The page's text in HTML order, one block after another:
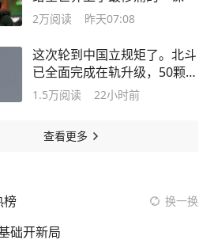
2万阅读 昨天07:08
这次轮到中国立规矩了。北斗
已全面完成在轨升级，50颗在
轨星没换一颗，靠地面站远程
1.5万阅读 22小时前
查看更多
榜 换一换
础开新局